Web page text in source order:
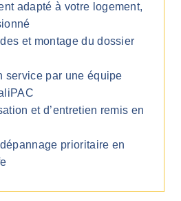
adapté à votre logement,
et montage du dossier
service par une équipe
et d’entretien remis en
prioritaire en